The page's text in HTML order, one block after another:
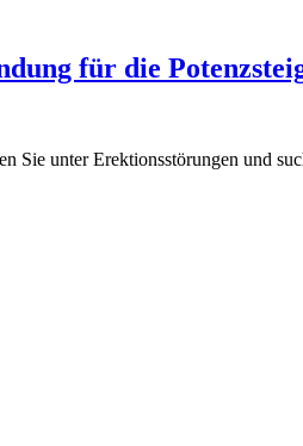
für die
Sie unter Erektionsstörungen und